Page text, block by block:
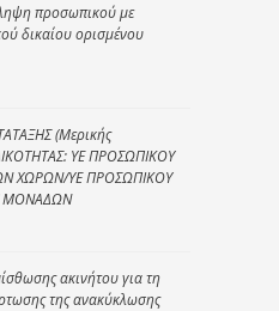
προσωπικού με
δικαίου ορισμένου
(Μερικής
ΥΕ ΠΡΟΣΩΠΙΚΟΥ
ΧΩΡΩΝ/ΥΕ ΠΡΟΣΩΠΙΚΟΥ
ΜΟΝΑΔΩΝ
ακινήτου για τη
της ανακύκλωσης